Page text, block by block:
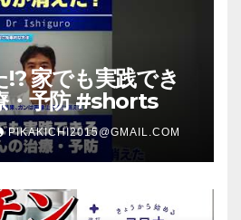
家でも実践でき
・予防 #shorts
PIKAKICHI2015@GMAIL.COM